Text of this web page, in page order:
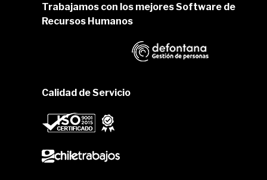
Trabajamos con los mejores Software de
Recursos Humanos
Calidad de Servicio